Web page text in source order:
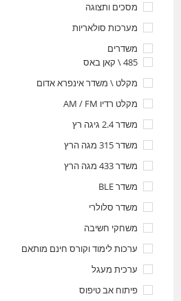
מסכים ותצוגה
מערכות סולאריות
משדרים
485 \ קאן באס
מקלט \ משדר אינפרא אדום
מקלט רדיו AM / FM
משדר 2.4 גיגה רץ
משדר 315 מגה הרץ
משדר 433 מגה הרץ
משדר BLE
משדר סלולרי
משחקי חשיבה
ערכות לימוד וקורס חינם מותאם
ערכית מעגל
פיתוח אב טיפוס